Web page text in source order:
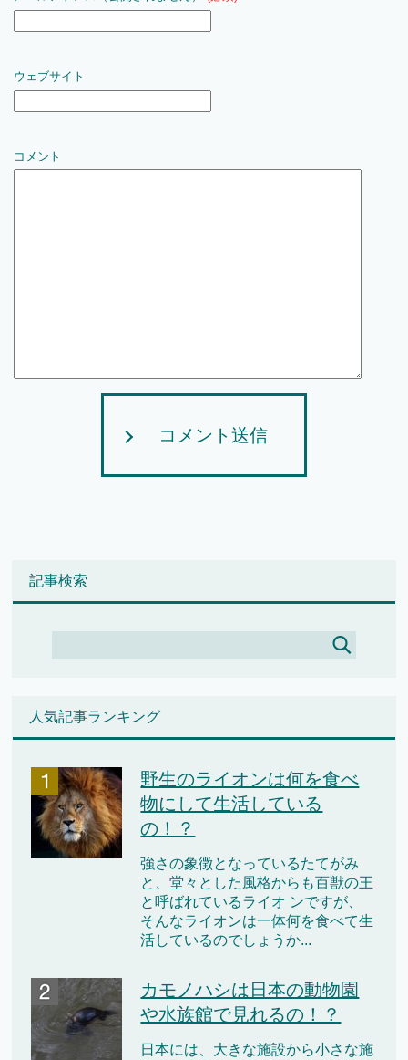
ウェブサイト
コメント
コメント送信
記事検索
人気記事ランキング
野生のライオンは何を食べ
物にして生活している
の！？
強さの象徴となっているたてがみ
と、堂々とした風格からも百獣の王
と呼ばれているライオ ンですが、
そんなライオンは一体何を食べて生
活しているのでしょうか...
カモノハシは日本の動物園
や水族館で見れるの！？
日本には、大きな施設から小さな施